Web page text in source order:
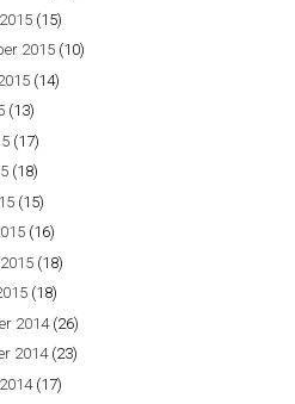
(15)
2015 (10)
(14)
(13)
(17)
(18)
(15)
(16)
(18)
(18)
2014(26)
2014(23)
(17)